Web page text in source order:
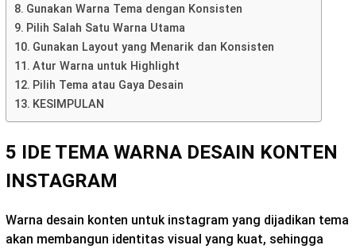
Gunakan Warna Tema dengan Konsisten
Pilih Salah Satu Warna Utama
Gunakan Layout yang Menarik dan Konsisten
Atur Warna untuk Highlight
Pilih Tema atau Gaya Desain
KESIMPULAN
5 IDE TEMA WARNA DESAIN KONTEN
INSTAGRAM
Warna desain konten untuk instagram yang dijadikan tema
akan membangun identitas visual yang kuat, sehingga